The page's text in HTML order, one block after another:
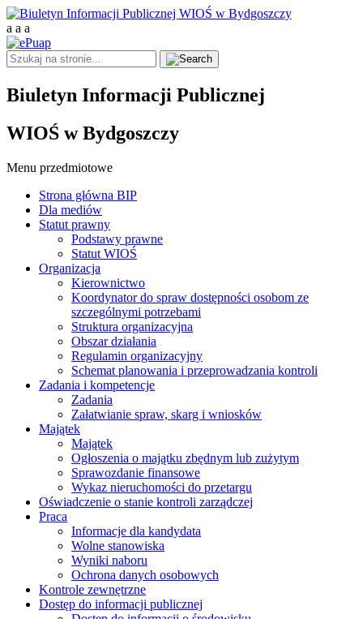
a a a
Biuletyn Informacji Publicznej
WIOŚ w Bydgoszczy
Menu przedmiotowe
Strona główna BIP
Dla mediów
Statut prawny
Podstawy prawne
Statut WIOŚ
Organizacja
Kierownictwo
Koordynator do spraw dostępności osobom ze
szczególnymi potrzebami
Struktura organizacyjna
Obszar działania
Regulamin organizacyjny
Schemat planowania i przeprowadzania kontroli
Zadania i kompetencje
Zadania
Załatwianie spraw, skarg i wniosków
Majątek
Majątek
Ogłoszenia o majątku zbędnym lub zużytym
Sprawozdanie finansowe
Wykaz nieruchomości do przetargu
Oświadczenie o stanie kontroli zarządczej
Praca
Informacje dla kandydata
Wolne stanowiska
Wyniki naboru
Ochrona danych osobowych
Kontrole zewnętrzne
Dostęp do informacji publicznej